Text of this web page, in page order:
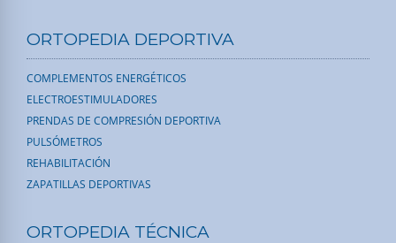
ORTOPEDIA DEPORTIVA
COMPLEMENTOS ENERGÉTICOS
ELECTROESTIMULADORES
PRENDAS DE COMPRESIÓN DEPORTIVA
PULSÓMETROS
REHABILITACIÓN
ZAPATILLAS DEPORTIVAS
ORTOPEDIA TÉCNICA